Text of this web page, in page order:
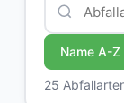
Name A-Z
25